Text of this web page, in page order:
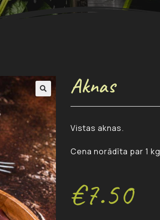
Aknas
Vistas aknas.
Cena norādīta par 1 kg
€7.50